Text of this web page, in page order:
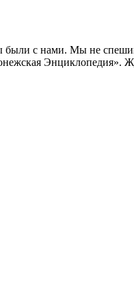
были с нами. Мы не
Энциклопедия».